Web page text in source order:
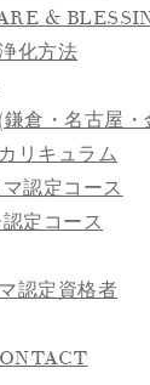
&
化方法
倉・名古屋・
リキュラム
認定コース
定コース
認定資格者